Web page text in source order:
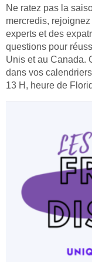
Ne ratez pas la
mercredis,
experts et des
questions pour
Unis et au Canada.
dans vos
13 H, heure de